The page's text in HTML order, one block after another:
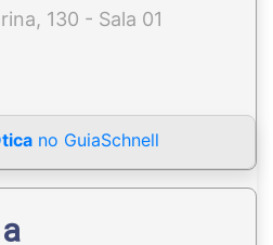
130 - Sala 01
no GuiaSchnell